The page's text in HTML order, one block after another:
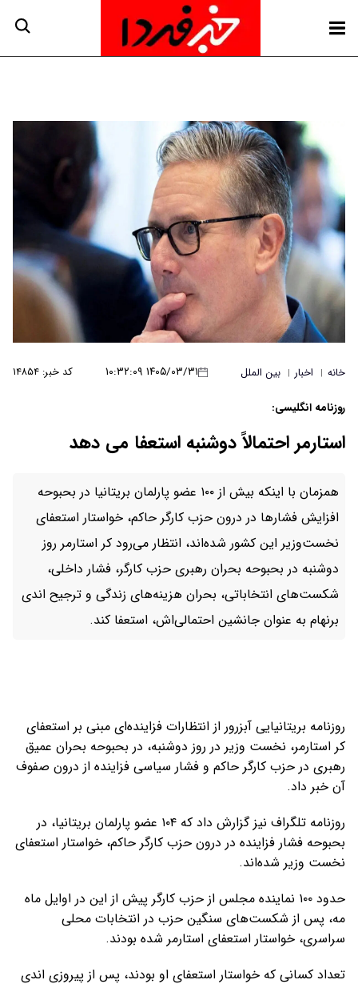
خانه | اخبار | بین الملل ۱۴۰۵/۰۳/۳۱ ۱۰:۳۲:۰۹ کد خبر: ۱۴۸۵۴
روزنامه انگلیسی:
استارمر احتمالاً دوشنبه استعفا می دهد
همزمان با اینکه بیش از ۱۰۰ عضو پارلمان بریتانیا در بحبوحه
افزایش فشارها در درون حزب کارگر حاکم، خواستار استعفای
نخست‌وزیر این کشور شده‌اند، انتظار می‌رود کر استارمر روز
دوشنبه در بحبوحه بحران رهبری حزب کارگر، فشار داخلی،
شکست‌های انتخاباتی، بحران هزینه‌های زندگی و ترجیح اندی
برنهام به عنوان جانشین احتمالی‌اش، استعفا کند.
روزنامه بریتانیایی آبزرور از انتظارات فزاینده‌ای مبنی بر استعفای
کر استارمر، نخست وزیر در روز دوشنبه، در بحبوحه بحران عمیق
رهبری در حزب کارگر حاکم و فشار سیاسی فزاینده از درون صفوف
آن خبر داد.
روزنامه تلگراف نیز گزارش داد که ۱۰۴ عضو پارلمان بریتانیا، در
بحبوحه فشار فزاینده در درون حزب کارگر حاکم، خواستار استعفای
نخست وزیر شده‌اند.
حدود ۱۰۰ نماینده مجلس از حزب کارگر پیش از این در اوایل ماه
مه، پس از شکست‌های سنگین حزب در انتخابات محلی
سراسری، خواستار استعفای استارمر شده بودند.
تعداد کسانی که خواستار استعفای او بودند، پس از پیروزی اندی